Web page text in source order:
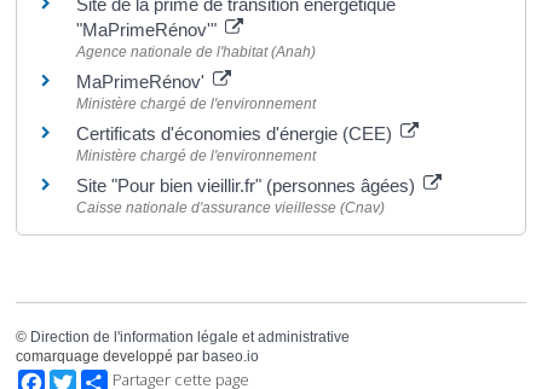
Site de la prime de transition énergétique
"MaPrimeRénov'"
Agence nationale de l'habitat (Anah)
MaPrimeRénov'
Ministère chargé de l'environnement
Certificats d'économies d'énergie (CEE)
Ministère chargé de l'environnement
Site "Pour bien vieillir.fr" (personnes âgées)
Caisse nationale d'assurance vieillesse (Cnav)
© Direction de l'information légale et administrative
comarquage developpé par baseo.io
Facebook
TwitterPartager cette page